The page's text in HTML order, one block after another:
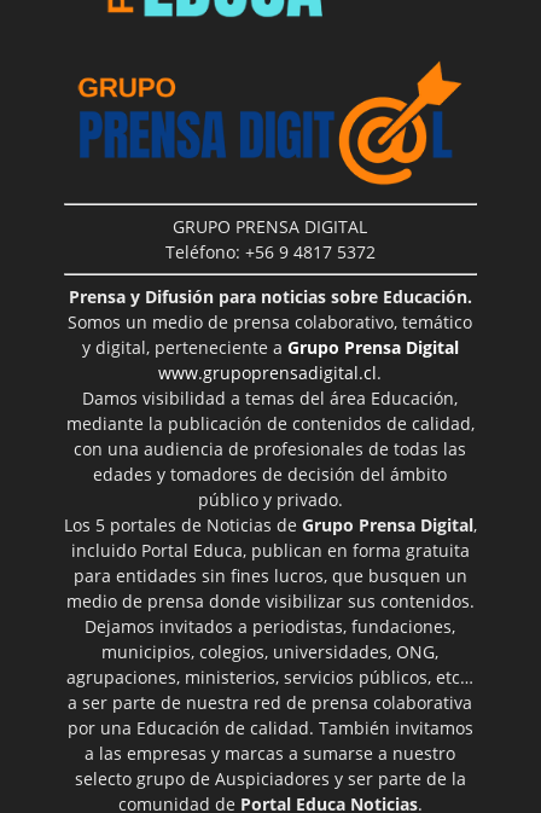
GRUPO PRENSA DIGITAL
Teléfono: +56 9 4817 5372
Prensa y Difusión para noticias sobre Educación.
Somos un medio de prensa colaborativo, temático
y digital, perteneciente a Grupo Prensa Digital
www.grupoprensadigital.cl.
Damos visibilidad a temas del área Educación,
mediante la publicación de contenidos de calidad,
con una audiencia de profesionales de todas las
edades y tomadores de decisión del ámbito
público y privado.
Los 5 portales de Noticias de Grupo Prensa Digital,
incluido Portal Educa, publican en forma gratuita
para entidades sin fines lucros, que busquen un
medio de prensa donde visibilizar sus contenidos.
Dejamos invitados a periodistas, fundaciones,
municipios, colegios, universidades, ONG,
agrupaciones, ministerios, servicios públicos, etc…
a ser parte de nuestra red de prensa colaborativa
por una Educación de calidad. También invitamos
a las empresas y marcas a sumarse a nuestro
selecto grupo de Auspiciadores y ser parte de la
comunidad de Portal Educa Noticias.